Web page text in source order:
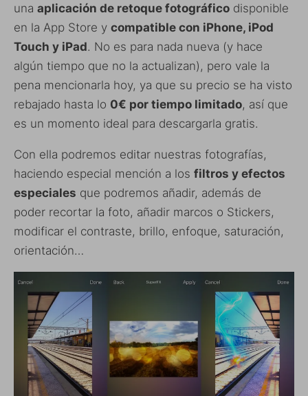
una aplicación de retoque fotográfico disponible
en la App Store y compatible con iPhone, iPod
Touch y iPad. No es para nada nueva (y hace
algún tiempo que no la actualizan), pero vale la
pena mencionarla hoy, ya que su precio se ha visto
rebajado hasta lo 0€ por tiempo limitado, así que
es un momento ideal para descargarla gratis.
Con ella podremos editar nuestras fotografías,
haciendo especial mención a los filtros y efectos
especiales que podremos añadir, además de
poder recortar la foto, añadir marcos o Stickers,
modificar el contraste, brillo, enfoque, saturación,
orientación…